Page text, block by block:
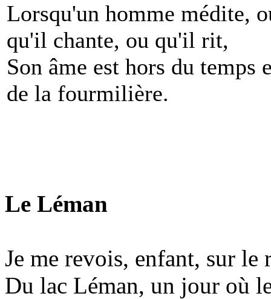
Lorsqu'un homme médite,
qu'il chante, ou qu'il rit,
Son âme est hors du temps
de la fourmilière.
Le Léman
Je me revois, enfant, sur le
Du lac Léman, un jour où